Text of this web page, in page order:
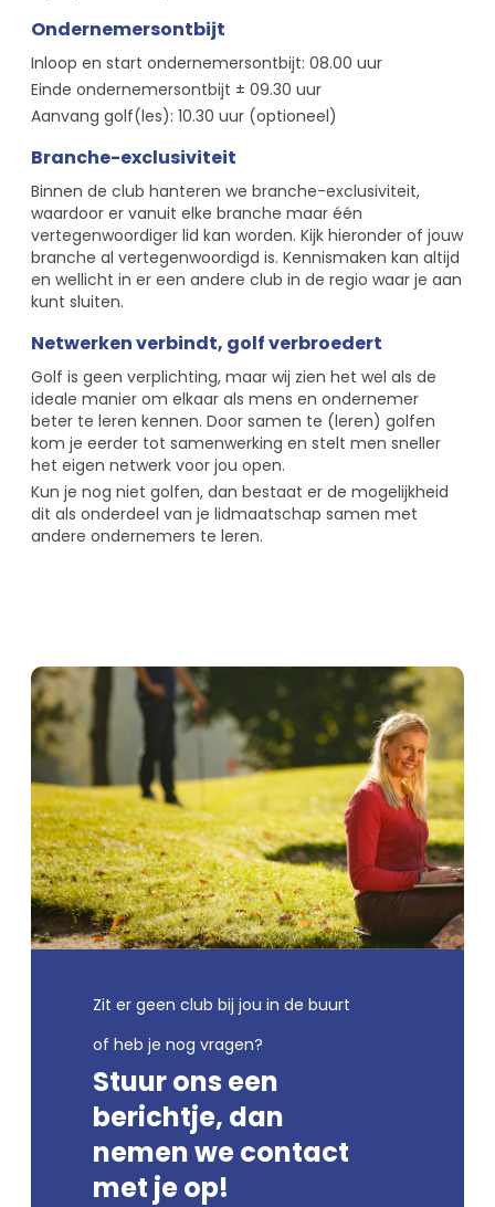
Ondernemersontbijt
Inloop en start ondernemersontbijt: 08.00 uur
Einde ondernemersontbijt ± 09.30 uur
Aanvang golf(les): 10.30 uur (optioneel)
Branche-exclusiviteit
Binnen de club hanteren we branche-exclusiviteit,
waardoor er vanuit elke branche maar één
vertegenwoordiger lid kan worden. Kijk hieronder of jouw
branche al vertegenwoordigd is. Kennismaken kan altijd
en wellicht in er een andere club in de regio waar je aan
kunt sluiten.
Netwerken verbindt, golf verbroedert
Golf is geen verplichting, maar wij zien het wel als de
ideale manier om elkaar als mens en ondernemer
beter te leren kennen. Door samen te (leren) golfen
kom je eerder tot samenwerking en stelt men sneller
het eigen netwerk voor jou open.
Kun je nog niet golfen, dan bestaat er de mogelijkheid
dit als onderdeel van je lidmaatschap samen met
andere ondernemers te leren.
Zit er geen club bij jou in de buurt
of heb je nog vragen?
Stuur ons een
berichtje, dan
nemen we contact
met je op!